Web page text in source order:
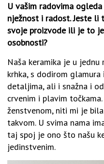
U vašim radovima
nježnost i radost. Jeste
svoje proizvode ili je to
osobnosti?
Naša keramika je u jednu
krhka, s dodirom
detaljima, ali i snažna i
crvenim i plavim
ženstvenom, niti mi je
takvom. U svima nama
taj spoj je ono što našu
jedinstvenim.